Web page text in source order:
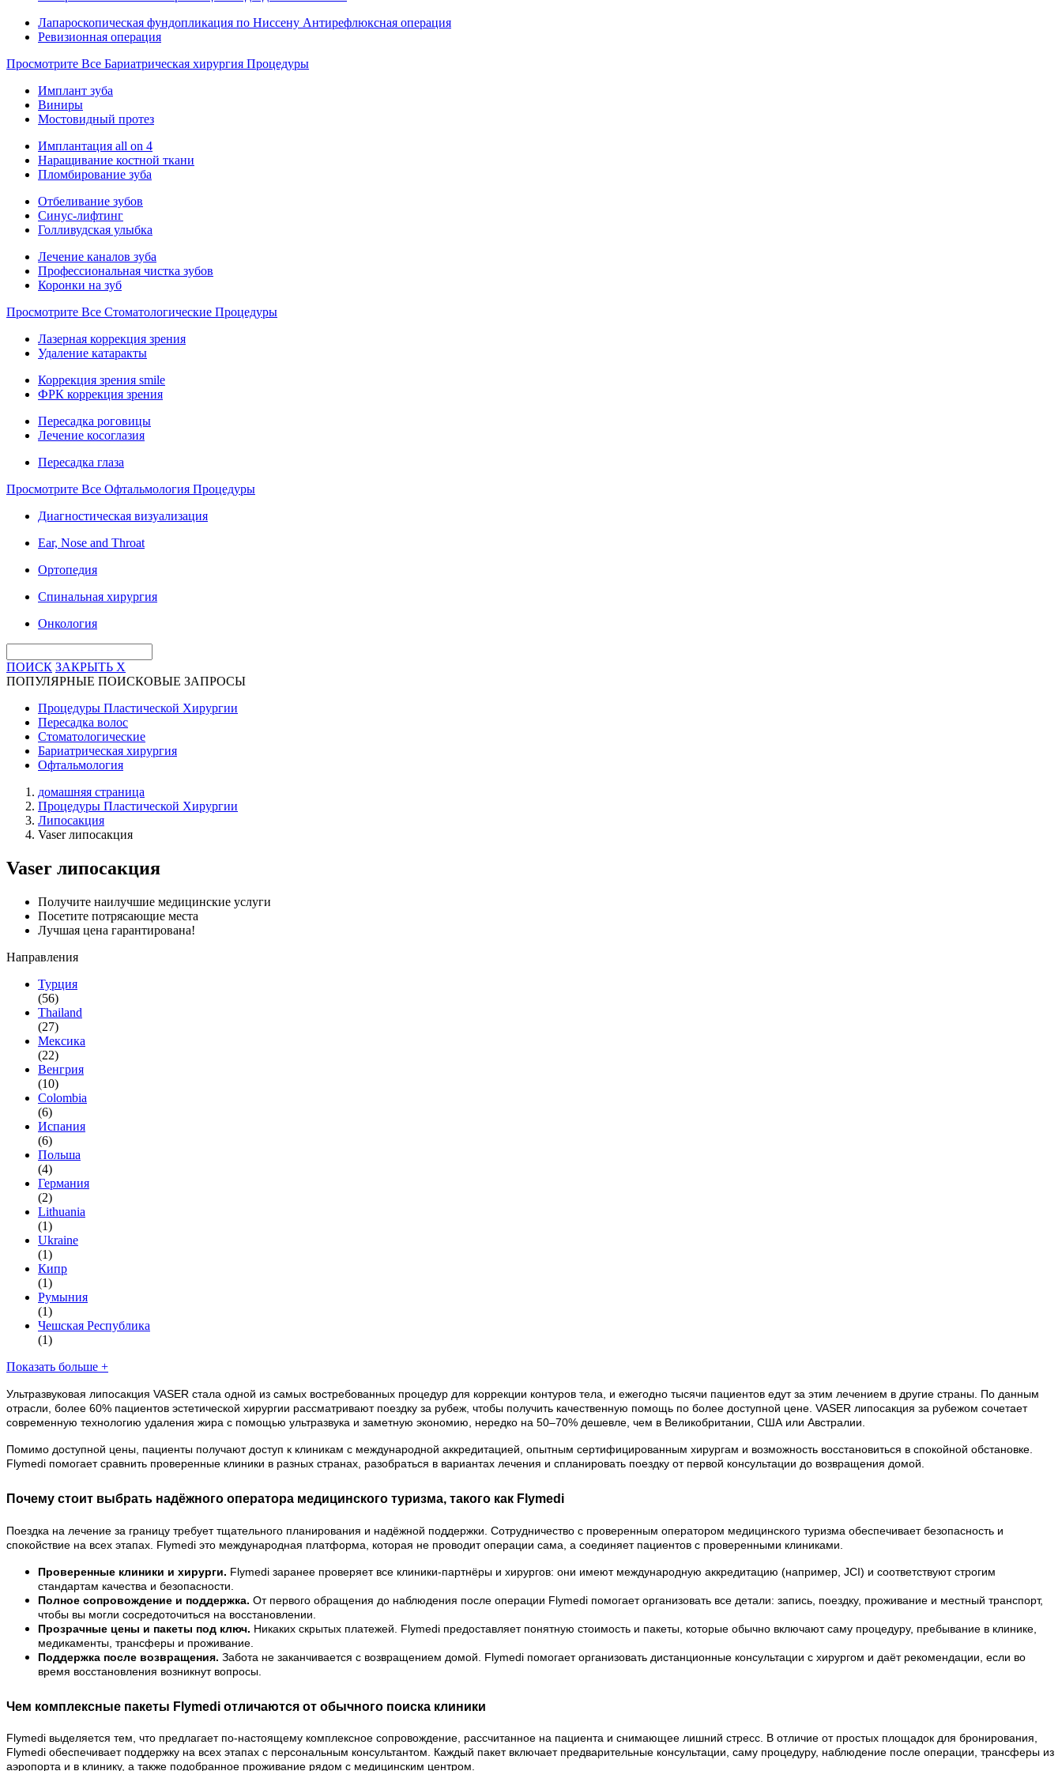
Лапароскопическая фундопликация по Ниссену Антирефлюксная операция
Ревизионная операция
Просмотрите Все Бариатрическая хирургия Процедуры
Имплант зуба
Виниры
Мостовидный протез
Имплантация all on 4
Наращивание костной ткани
Пломбирование зуба
Отбеливание зубов
Синус-лифтинг
Голливудская улыбка
Лечение каналов зуба
Профессиональная чистка зубов
Коронки на зуб
Просмотрите Все Стоматологические Процедуры
Лазерная коррекция зрения
Удаление катаракты
Коррекция зрения smile
ФРК коррекция зрения
Пересадка роговицы
Лечение косоглазия
Пересадка глаза
Просмотрите Все Офтальмология Процедуры
Диагностическая визуализация
Ear, Nose and Throat
Ортопедия
Спинальная хирургия
Онкология
ПОИСК ЗАКРЫТЬ X
ПОПУЛЯРНЫЕ ПОИСКОВЫЕ ЗАПРОСЫ
Процедуры Пластической Хирургии
Пересадка волос
Стоматологические
Бариатрическая хирургия
Офтальмология
домашняя страница
Процедуры Пластической Хирургии
Липосакция
Vaser липосакция
Vaser липосакция
Получите наилучшие медицинские услуги
Посетите потрясающие места
Лучшая цена гарантирована!
Направления
Турция
(56)
Thailand
(27)
Мексика
(22)
Венгрия
(10)
Colombia
(6)
Испания
(6)
Польша
(4)
Германия
(2)
Lithuania
(1)
Ukraine
(1)
Кипр
(1)
Румыния
(1)
Чешская Республика
(1)
Показать больше +
Ультразвуковая липосакция VASER стала одной из самых востребованных процедур для коррекции контуров тела, и ежегодно тысячи пациентов едут за этим лечением в другие страны. По данным
отрасли, более 60% пациентов эстетической хирургии рассматривают поездку за рубеж, чтобы получить качественную помощь по более доступной цене. VASER липосакция за рубежом сочетает
современную технологию удаления жира с помощью ультразвука и заметную экономию, нередко на 50–70% дешевле, чем в Великобритании, США или Австралии.
Помимо доступной цены, пациенты получают доступ к клиникам с международной аккредитацией, опытным сертифицированным хирургам и возможность восстановиться в спокойной обстановке.
Flymedi помогает сравнить проверенные клиники в разных странах, разобраться в вариантах лечения и спланировать поездку от первой консультации до возвращения домой.
Почему стоит выбрать надёжного оператора медицинского туризма, такого как Flymedi
Поездка на лечение за границу требует тщательного планирования и надёжной поддержки. Сотрудничество с проверенным оператором медицинского туризма обеспечивает безопасность и
спокойствие на всех этапах. Flymedi это международная платформа, которая не проводит операции сама, а соединяет пациентов с проверенными клиниками.
Проверенные клиники и хирурги. Flymedi заранее проверяет все клиники-партнёры и хирургов: они имеют международную аккредитацию (например, JCI) и соответствуют строгим
стандартам качества и безопасности.
Полное сопровождение и поддержка. От первого обращения до наблюдения после операции Flymedi помогает организовать все детали: запись, поездку, проживание и местный транспорт,
чтобы вы могли сосредоточиться на восстановлении.
Прозрачные цены и пакеты под ключ. Никаких скрытых платежей. Flymedi предоставляет понятную стоимость и пакеты, которые обычно включают саму процедуру, пребывание в клинике,
медикаменты, трансферы и проживание.
Поддержка после возвращения. Забота не заканчивается с возвращением домой. Flymedi помогает организовать дистанционные консультации с хирургом и даёт рекомендации, если во
время восстановления возникнут вопросы.
Чем комплексные пакеты Flymedi отличаются от обычного поиска клиники
Flymedi выделяется тем, что предлагает по-настоящему комплексное сопровождение, рассчитанное на пациента и снимающее лишний стресс. В отличие от простых площадок для бронирования,
Flymedi обеспечивает поддержку на всех этапах с персональным консультантом. Каждый пакет включает предварительные консультации, саму процедуру, наблюдение после операции, трансферы из
аэропорта и в клинику, а также подобранное проживание рядом с медицинским центром.